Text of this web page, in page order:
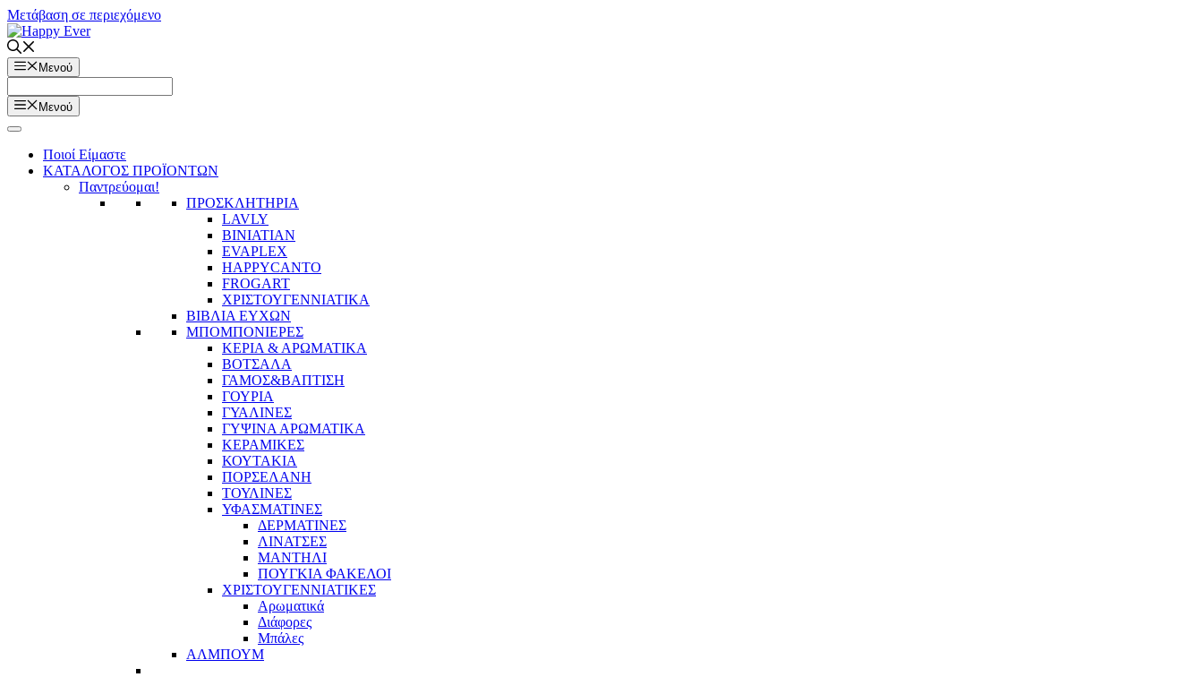
Μετάβαση σε περιεχόμενο
Μενού
Μενού
Ποιοί Είμαστε
ΚΑΤΑΛΟΓΟΣ ΠΡΟΪΟΝΤΩΝ
Παντρεύομαι!
ΠΡΟΣΚΛΗΤΗΡΙΑ
LAVLY
BINIATIAN
EVAPLEX
HAPPYCANTO
FROGART
ΧΡΙΣΤΟΥΓΕΝΝΙΑΤΙΚΑ
ΒΙΒΛΙΑ ΕΥΧΩΝ
ΜΠΟΜΠΟΝΙΕΡΕΣ
ΚΕΡΙΑ & ΑΡΩΜΑΤΙΚΑ
ΒΟΤΣΑΛΑ
ΓΑΜΟΣ&ΒΑΠΤΙΣΗ
ΓΟΥΡΙΑ
ΓΥΑΛΙΝΕΣ
ΓΥΨΙΝΑ ΑΡΩΜΑΤΙΚΑ
ΚΕΡΑΜΙΚΕΣ
ΚΟΥΤΑΚΙΑ
ΠΟΡΣΕΛΑΝΗ
ΤΟΥΛΙΝΕΣ
ΥΦΑΣΜΑΤΙΝΕΣ
ΔΕΡΜΑΤΙΝΕΣ
ΛΙΝΑΤΣΕΣ
ΜΑΝΤΗΛΙ
ΠΟΥΓΚΙΑ ΦΑΚΕΛΟΙ
ΧΡΙΣΤΟΥΓΕΝΝΙΑΤΙΚΕΣ
Αρωματικά
Διάφορες
Μπάλες
ΑΛΜΠΟΥΜ